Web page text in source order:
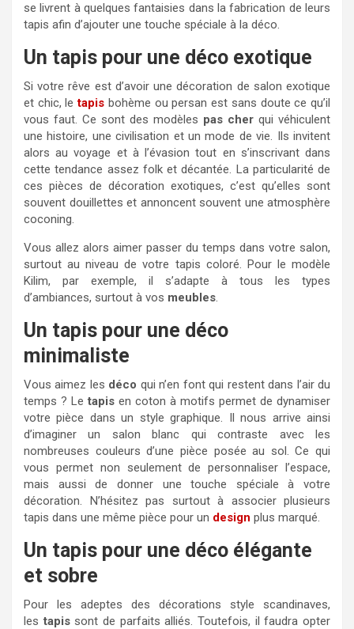
se livrent à quelques fantaisies dans la fabrication de leurs
tapis afin d’ajouter une touche spéciale à la déco.
Un tapis pour une déco exotique
Si votre rêve est d’avoir une décoration de salon exotique
et chic, letapis bohème ou persan est sans doute ce qu’il
vous faut. Ce sont des modèles pas cher qui véhiculent
une histoire, une civilisation et un mode de vie. Ils invitent
alors au voyage et à l’évasion tout en s’inscrivant dans
cette tendance assez folk et décantée. La particularité de
ces pièces de décoration exotiques, c’est qu’elles sont
souvent douillettes et annoncent souvent une atmosphère
coconing.
Vous allez alors aimer passer du temps dans votre salon,
surtout au niveau de votre tapis coloré. Pour le modèle
Kilim, par exemple, il s’adapte à tous les types
d’ambiances, surtout à vos meubles.
Un tapis pour une déco
minimaliste
Vous aimez les déco qui n’en font qui restent dans l’air du
temps ? Letapis en coton à motifs permet de dynamiser
votre pièce dans un style graphique. Il nous arrive ainsi
d’imaginer un salon blanc qui contraste avec les
nombreuses couleurs d’une pièce posée au sol. Ce qui
vous permet non seulement de personnaliser l’espace,
mais aussi de donner une touche spéciale à votre
décoration. N’hésitez pas surtout à associer plusieurs
tapis dans une même pièce pour un design plus marqué.
Un tapis pour une déco élégante
et sobre
Pour les adeptes des décorations style scandinaves,
lestapissont de parfaits alliés. Toutefois, il faudra opter